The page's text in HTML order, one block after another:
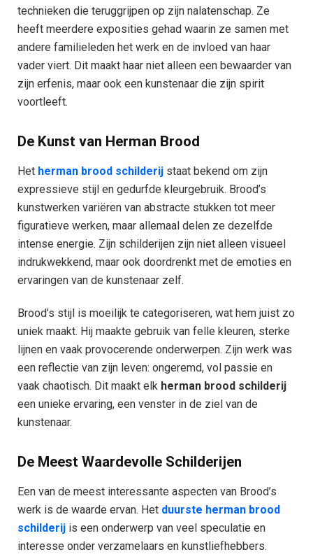
technieken die teruggrijpen op zijn nalatenschap. Ze
heeft meerdere exposities gehad waarin ze samen met
andere familieleden het werk en de invloed van haar
vader viert. Dit maakt haar niet alleen een bewaarder van
zijn erfenis, maar ook een kunstenaar die zijn spirit
voortleeft.
De Kunst van Herman Brood
Het herman brood schilderij staat bekend om zijn
expressieve stijl en gedurfde kleurgebruik. Brood’s
kunstwerken variëren van abstracte stukken tot meer
figuratieve werken, maar allemaal delen ze dezelfde
intense energie. Zijn schilderijen zijn niet alleen visueel
indrukwekkend, maar ook doordrenkt met de emoties en
ervaringen van de kunstenaar zelf.
Brood’s stijl is moeilijk te categoriseren, wat hem juist zo
uniek maakt. Hij maakte gebruik van felle kleuren, sterke
lijnen en vaak provocerende onderwerpen. Zijn werk was
een reflectie van zijn leven: ongeremd, vol passie en
vaak chaotisch. Dit maakt elk herman brood schilderij
een unieke ervaring, een venster in de ziel van de
kunstenaar.
De Meest Waardevolle Schilderijen
Een van de meest interessante aspecten van Brood’s
werk is de waarde ervan. Het duurste herman brood
schilderij is een onderwerp van veel speculatie en
interesse onder verzamelaars en kunstliefhebbers.